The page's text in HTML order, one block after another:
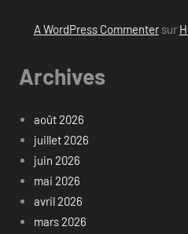
A WordPress Commentersur
Archives
août 2026
juillet 2026
juin 2026
mai 2026
avril 2026
mars 2026